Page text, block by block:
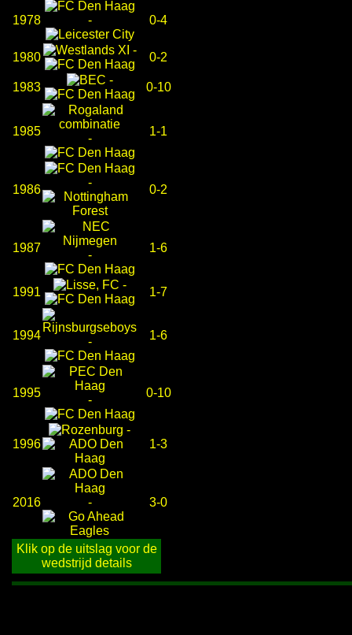
1978 - 0-4
1980
-
0-2
1983
-
0-10
1985
-
1-1
1986
-
0-2
1987
-
1-6
1991
-
1-7
1994 - 1-6
1995
-
0-10
1996
-
1-3
2016 - 3-0
Klik op de uitslag voor de
wedstrijd details